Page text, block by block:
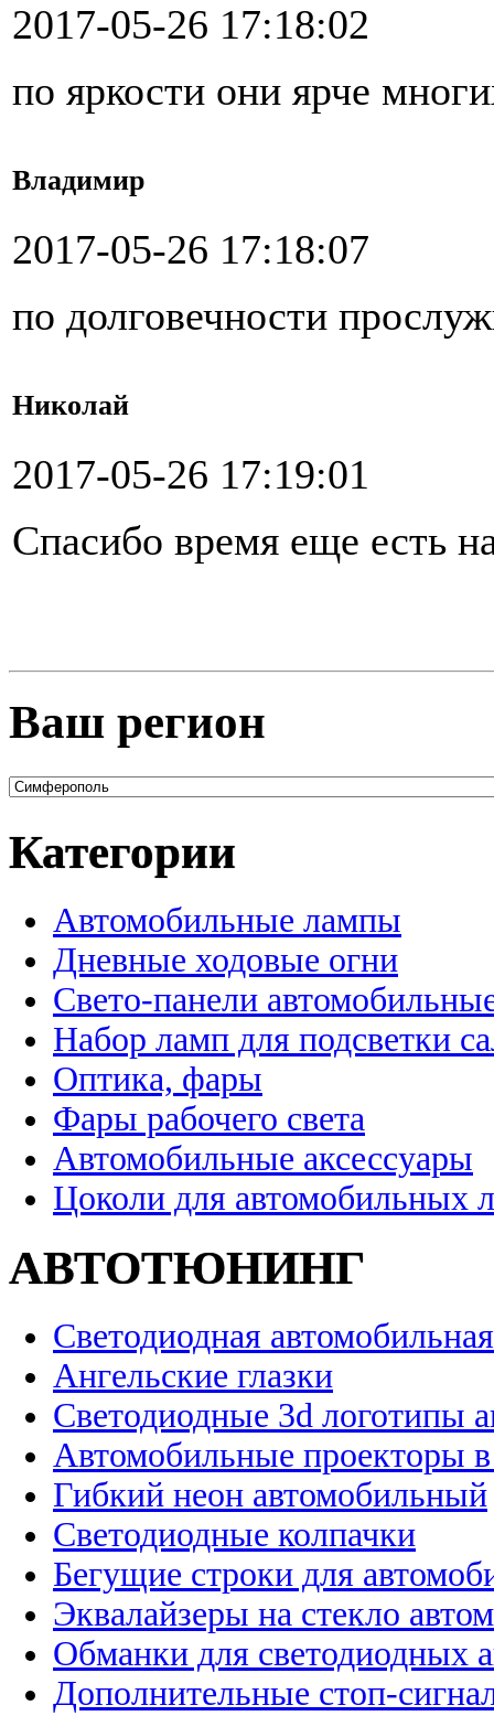
2017-05-26 17:18:02
по яркости они ярче
Владимир
2017-05-26 17:18:07
по долговечности
Николай
2017-05-26 17:19:01
Спасибо время еще есть
Ваш регион
Категории
Автомобильные лампы
Дневные ходовые огни
Свето-панели
Набор ламп для подсветки
Оптика, фары
Фары рабочего света
Автомобильные аксессуары
Цоколи для автомобильных
АВТОТЮНИНГ
Светодиодная
Ангельские глазки
Светодиодные 3d логотипы
Автомобильные проекторы
Гибкий неон автомобильный
Светодиодные колпачки
Бегущие строки для
Эквалайзеры на стекло
Обманки для светодиодных
Дополнительные стоп-